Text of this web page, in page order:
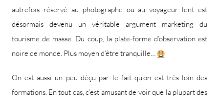
autrefois réservé au photographe ou au voyageur lent est
désormais devenu un véritable argument marketing du
tourisme de masse. Du coup, la plate-forme d’observation est
noire de monde. Plus moyen d’être tranquille…
On est aussi un peu déçu par le fait qu’on est très loin des
formations. En tout cas, c’est amusant de voir que la plupart des